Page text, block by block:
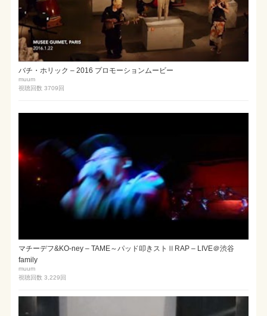
バチ・ホリック – 2016 プロモーションムービー
muum
視聴回数 3709 回
マチーデフ&KO-ney – TAME～パッド叩きストⅡRAP – LIVE＠渋谷
family
muum
視聴回数 3,229 回